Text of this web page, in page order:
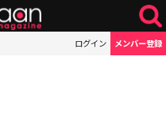
ログイン メンバー登録